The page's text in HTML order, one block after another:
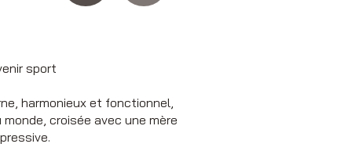
sport
harmonieux et fonctionnel,
croisée avec une mère